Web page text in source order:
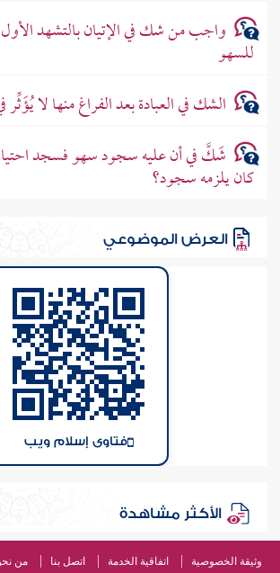
واجب من شك في الإتيان بالتشهد
للسهو
الشك في العبادة بعد الفراغ منها لا
شَكَّ في أن عليه سجود سهو فسجد
كان يلزمه سجود؟
العرض الموضوعي
فتاوى إسلام ويب
الأكثر مشاهدة
وثيقة الخصوصية اتفاقية الخدمة اتصل بنا من